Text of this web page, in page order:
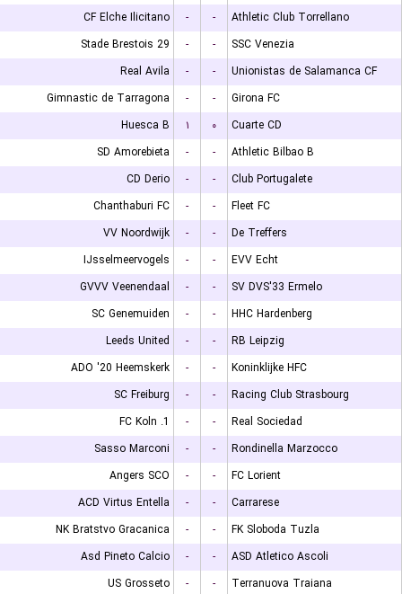
CF Elche Ilicitano
- -
Athletic Club Torrellano
Stade Brestois 29
- -
SSC Venezia
Real Avila
- -
Unionistas de Salamanca CF
Gimnastic de Tarragona
- -
Girona FC
Huesca B
۱ ۰
Cuarte CD
SD Amorebieta
- -
Athletic Bilbao B
CD Derio
- -
Club Portugalete
Chanthaburi FC
- -
Fleet FC
VV Noordwijk
- -
De Treffers
IJsselmeervogels
- -
EVV Echt
GVVV Veenendaal
- -
SV DVS'33 Ermelo
SC Genemuiden
- -
HHC Hardenberg
Leeds United
- -
RB Leipzig
ADO '20 Heemskerk
- -
Koninklijke HFC
SC Freiburg
- -
Racing Club Strasbourg
1. FC Koln
- -
Real Sociedad
Sasso Marconi
- -
Rondinella Marzocco
Angers SCO
- -
FC Lorient
ACD Virtus Entella
- -
Carrarese
NK Bratstvo Gracanica
- -
FK Sloboda Tuzla
Asd Pineto Calcio
- -
ASD Atletico Ascoli
US Grosseto
- -
Terranuova Traiana